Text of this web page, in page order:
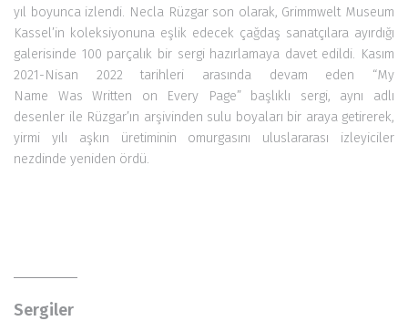
yıl boyunca izlendi. Necla Rüzgar son olarak, Grimmwelt Museum
Kassel’in koleksiyonuna eşlik edecek çağdaş sanatçılara ayırdığı
galerisinde 100 parçalık bir sergi hazırlamaya davet edildi. Kasım
2021-Nisan 2022 tarihleri arasında devam eden “My
Name Was Written on Every Page” başlıklı sergi, aynı adlı
desenler ile Rüzgar’ın arşivinden sulu boyaları bir araya getirerek,
yirmi yılı aşkın üretiminin omurgasını uluslararası izleyiciler
nezdinde yeniden ördü.
Sergiler